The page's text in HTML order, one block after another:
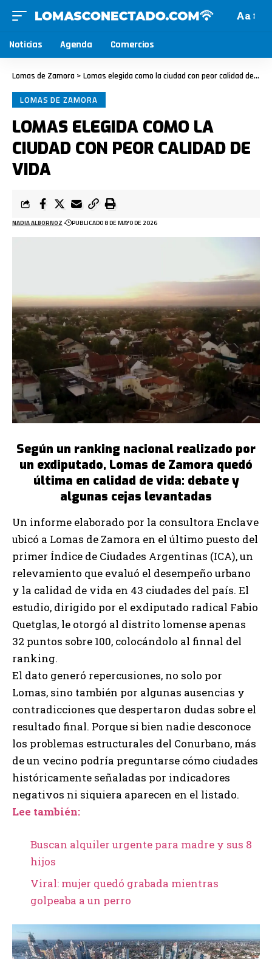
Aa
Noticias Agenda Comercios
Lomas de Zamora > Lomas elegida como la ciudad con peor calidad de vida
LOMAS DE ZAMORA
LOMAS ELEGIDA COMO LA
CIUDAD CON PEOR CALIDAD DE
VIDA
NADIA ALBORNOZ PUBLICADO 8 DE MAYO DE 2026
Según un ranking nacional realizado por
un exdiputado, Lomas de Zamora quedó
última en calidad de vida: debate y
algunas cejas levantadas
Un informe elaborado por la consultora Enclave
ubicó a Lomas de Zamora en el último puesto del
primer Índice de Ciudades Argentinas (ICA), un
relevamiento que evaluó el desempeño urbano
y la calidad de vida en 43 ciudades del país. El
estudio, dirigido por el exdiputado radical Fabio
Quetglas, le otorgó al distrito lomense apenas
32 puntos sobre 100, colocándolo al finnal del
ranking.
El dato generó repercusiones, no solo por
Lomas, sino también por algunas ausencias y
contradicciones que despertaron dudas sobre el
resultado final. Porque si bien nadie desconoce
los problemas estructurales del Conurbano, más
de un vecino podría preguntarse cómo ciudades
históricamente señaladas por indicadores
negativos ni siquiera aparecen en el listado.
Lee también:
Buscan alquiler urgente para madre y sus 8
hijos
Viral: mujer quedó grabada mientras
golpeaba a un perro